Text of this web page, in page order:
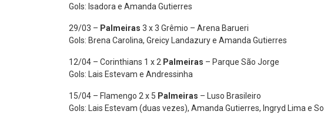
Gols: Isadora e Amanda Gutierres
29/03 – Palmeiras 3 x 3 Grêmio – Arena Barueri
Gols: Brena Carolina, Greicy Landazury e Amanda Gutierres
12/04 – Corinthians 1 x 2 Palmeiras – Parque São Jorge
Gols: Lais Estevam e Andressinha
15/04 – Flamengo 2 x 5 Palmeiras – Luso Brasileiro
Gols: Lais Estevam (duas vezes), Amanda Gutierres, Ingryd Lima e Soll